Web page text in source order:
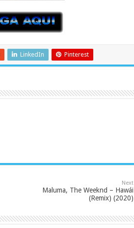
LinkedIn Pinterest
Next
Maluma, The Weeknd – Hawái
(Remix) (2020)